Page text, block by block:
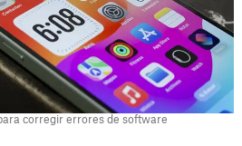
corregir errores de software